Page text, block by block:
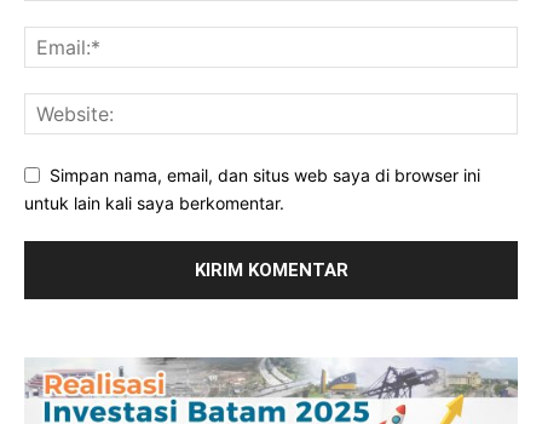
Simpan nama, email, dan situs web saya di browser ini
untuk lain kali saya berkomentar.